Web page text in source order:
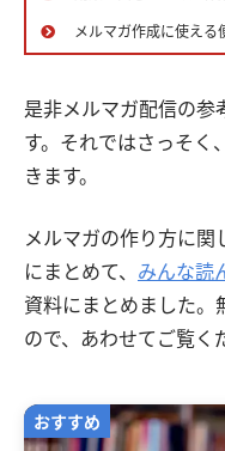
メルマガ作成に使える
是非メルマガ配信の参
す。それではさっそく
きます。
メルマガの作り方に関
にまとめて、 みんな読
資料にまとめました。
ので、あわせてご覧く